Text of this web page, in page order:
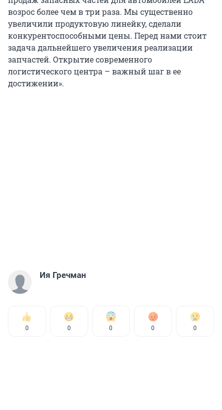
возрос более чем в три раза. Мы существенно
увеличили продуктовую линейку, сделали
конкурентоспособными цены. Перед нами стоит
задача дальнейшего увеличения реализации
запчастей. Открытие современного
логистического центра – важный шаг в ее
достижении».
Ия Гречман
0 0 0 0 0